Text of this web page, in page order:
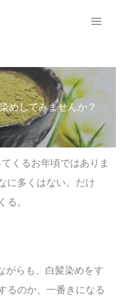
めしてみませんか？
くるお年頃ではありま
に多くはない。だけ
る。
がらも、白髪染めをす
るのか、一番きになる